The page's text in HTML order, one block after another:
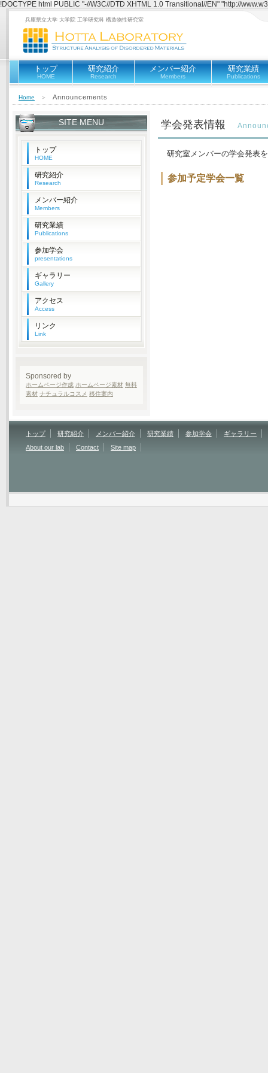
!DOCTYPE html PUBLIC "-//W3C//DTD XHTML 1.0 Transitional//EN" "http://
兵庫県立大学 大学院 工学研究科 構造物性研究室
トップ
HOME
研究紹介
Research
メンバー紹介
Members
研究業績
Publications
Home ＞ Announcements
学会発表情報
研究室メンバーの学会発表
参加予定学会一覧
SITE MENU
トップ
HOME
研究紹介
Research
メンバー紹介
Members
研究業績
Publications
参加学会
presentations
ギャラリー
Gallery
アクセス
Access
リンク
Link
Sponsored by
ホームページ作成 ホームページ素材 無料
素材 ナチュラルコスメ 移住案内
トップ 研究紹介 メンバー紹介 研究業績 参加学会
ギャラリー
About our lab
Contact Site map